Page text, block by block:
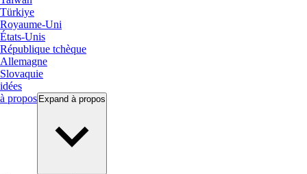
Türkiye
Royaume-Uni
États-Unis
République tchèque
Allemagne
Slovaquie
idées
à propos Expand à propos